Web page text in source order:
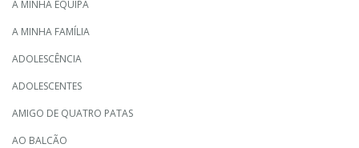
A MINHA EQUIPA
A MINHA FAMÍLIA
ADOLESCÊNCIA
ADOLESCENTES
AMIGO DE QUATRO PATAS
AO BALCÃO